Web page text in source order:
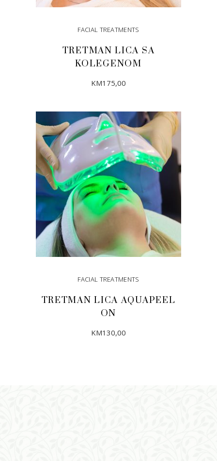
FACIAL TREATMENTS
TRETMAN LICA SA
KOLEGENOM
KM175,00
DODAJ U KORPU
FACIAL TREATMENTS
TRETMAN LICA AQUAPEEL
ON
KM130,00